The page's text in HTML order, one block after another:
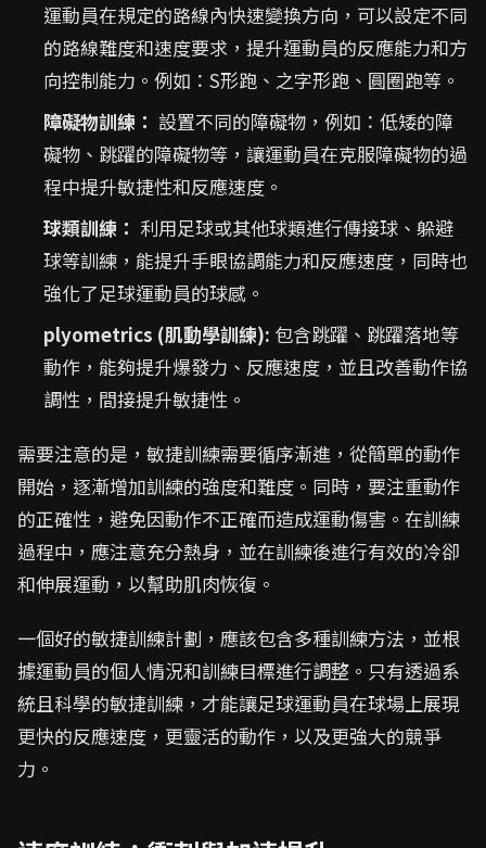
運動員在規定的路線內快速變換方向，可以設定不同
的路線難度和速度要求，提升運動員的反應能力和方
向控制能力。例如：S形跑、之字形跑、圓圈跑等。
障礙物訓練： 設置不同的障礙物，例如：低矮的障
礙物、跳躍的障礙物等，讓運動員在克服障礙物的過
程中提升敏捷性和反應速度。
球類訓練： 利用足球或其他球類進行傳接球、躲避
球等訓練，能提升手眼協調能力和反應速度，同時也
強化了足球運動員的球感。
plyometrics (肌動學訓練): 包含跳躍、跳躍落地等
動作，能夠提升爆發力、反應速度，並且改善動作協
調性，間接提升敏捷性。
需要注意的是，敏捷訓練需要循序漸進，從簡單的動作
開始，逐漸增加訓練的強度和難度。同時，要注重動作
的正確性，避免因動作不正確而造成運動傷害。在訓練
過程中，應注意充分熱身，並在訓練後進行有效的冷卻
和伸展運動，以幫助肌肉恢復。
一個好的敏捷訓練計劃，應該包含多種訓練方法，並根
據運動員的個人情況和訓練目標進行調整。只有透過系
統且科學的敏捷訓練，才能讓足球運動員在球場上展現
更快的反應速度，更靈活的動作，以及更強大的競爭
力。